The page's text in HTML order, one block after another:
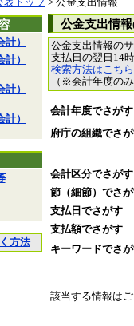
表トップ> 公金支出情報
）
）
）
）
方法
公金支出情
公金支出情報の
支払日の翌日14
検索方法はこち
（※会計年度の
会計年度でさがす
府庁の組織でさ
会計区分でさがす
節（細節）でさ
支払日でさがす
支払額でさがす
キーワードでさ
該当する情報はご